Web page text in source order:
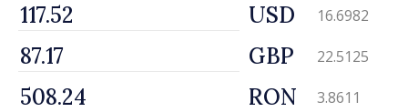
USD 16.6982
GBP 22.5125
RON 3.8611